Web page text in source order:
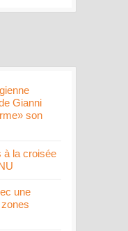
Gianni
son
à la croisée
une